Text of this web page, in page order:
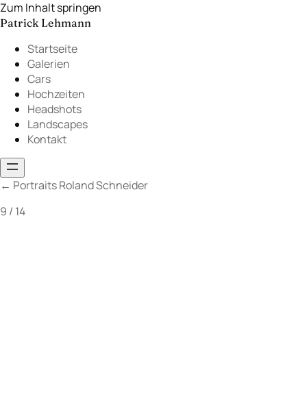
Zum Inhalt springen
Patrick Lehmann
Startseite
Galerien
Cars
Hochzeiten
Headshots
Landscapes
Kontakt
← Portraits Roland Schneider
9 / 14